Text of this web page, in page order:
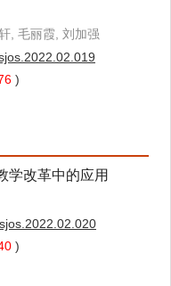
, 毛丽霞, 刘加强
)
学改革中的应用
)